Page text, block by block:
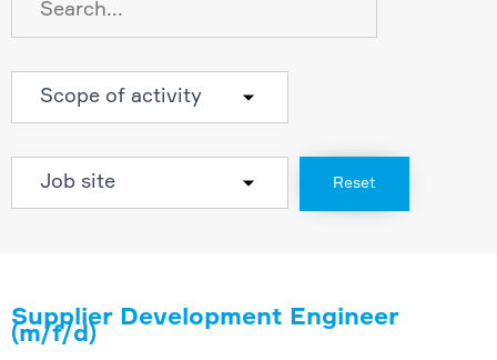
Supplier Development Engineer
(m/f/d)